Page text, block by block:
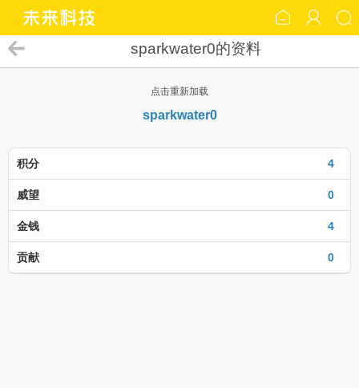
sparkwater0的资料
点击重新加载
sparkwater0
4
积分
0
威望
4
金钱
0
贡献